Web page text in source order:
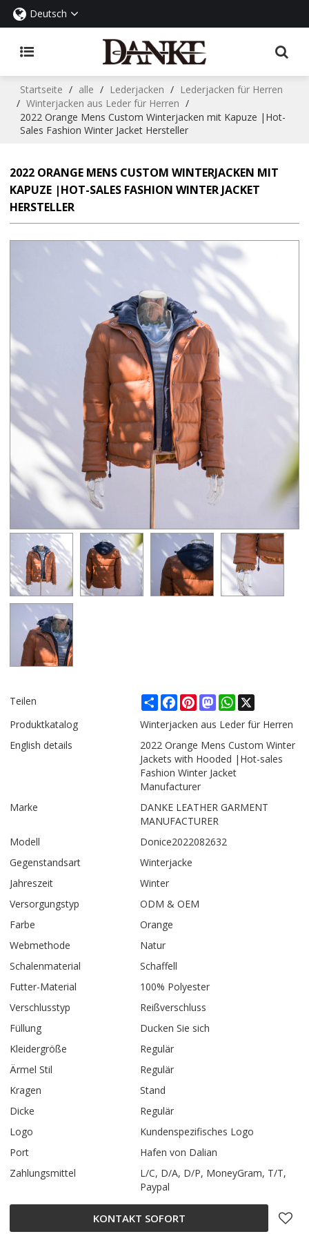
Deutsch
Startseite / alle / Lederjacken / Lederjacken für Herren
/ Winterjacken aus Leder für Herren /
2022 Orange Mens Custom Winterjacken mit Kapuze |Hot-
Sales Fashion Winter Jacket Hersteller
2022 ORANGE MENS CUSTOM WINTERJACKEN MIT
KAPUZE |HOT-SALES FASHION WINTER JACKET
HERSTELLER
Teilen ShareFacebook
PinterestMastodonWhatsApp
Produktkatalog
Winterjacken aus Leder für Herren
English details
2022 Orange Mens Custom Winter
Jackets with Hooded |Hot-sales
Fashion Winter Jacket
Manufacturer
Marke
DANKE LEATHER GARMENT
MANUFACTURER
Modell
Donice2022082632
Gegenstandsart
Winterjacke
Jahreszeit
Winter
Versorgungstyp
ODM & OEM
Farbe
Orange
Webmethode
Natur
Schalenmaterial
Schaffell
Futter-Material
100% Polyester
Verschlusstyp
Reißverschluss
Füllung
Ducken Sie sich
Kleidergröße
Regulär
Ärmel Stil
Regulär
Kragen
Stand
Dicke
Regulär
Logo
Kundenspezifisches Logo
Port
Hafen von Dalian
Zahlungsmittel
L/C, D/A, D/P, MoneyGram, T/T,
Paypal
KONTAKT SOFORT